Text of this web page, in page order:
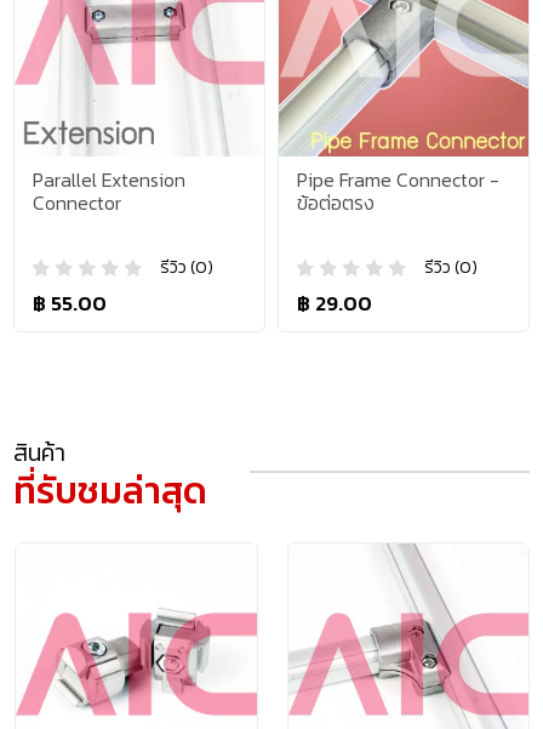
Parallel Extension
Connector
รีวิว (0)
฿ 55.00
Pipe Frame Connector -
ข้อต่อตรง
รีวิว (0)
฿ 29.00
สินค้า
ที่รับชมล่าสุด